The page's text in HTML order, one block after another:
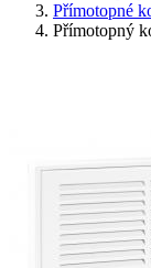
Přímotopné
Přímotopný